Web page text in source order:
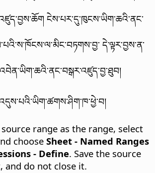
ངེས་པར་དུ་ཁུངས་ཡིག་ཆའི་ནང་
དེ་ལྟར་བྱས་ན་
range as the range, select
chooseSheet - Named Ranges
- Define. Save the source
and do not close it.